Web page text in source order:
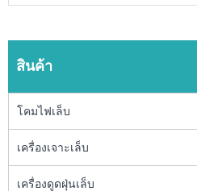
สินค้า
โคมไฟเล็บ
เครื่องเจาะเล็บ
เครื่องดูดฝุ่นเล็บ